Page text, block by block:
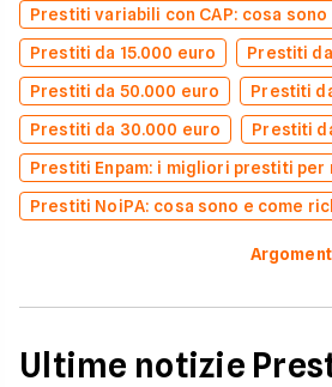
Prestiti variabili con CAP: cosa sono
Prestiti da 15.000 euro
Prestiti
Prestiti da 50.000 euro
Prestiti
Prestiti da 30.000 euro
Prestiti
Prestiti Enpam: i migliori prestiti per
Prestiti NoiPA: cosa sono e come
Ultime notizie